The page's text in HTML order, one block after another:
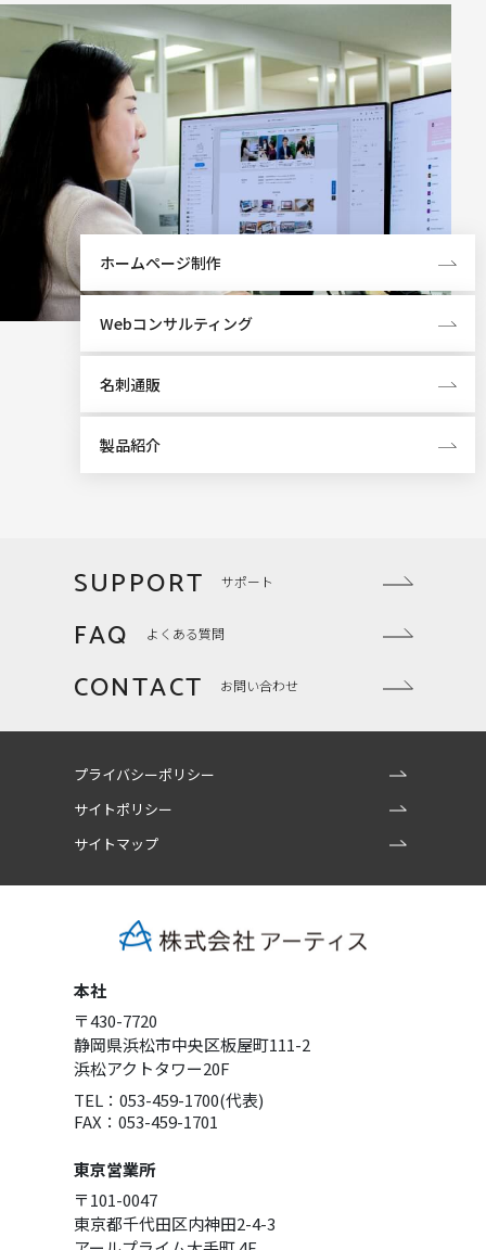
ホームページ制作
Webコンサルティング
名刺通販
製品紹介
SUPPORT サポート
FAQ よくある質問
CONTACT お問い合わせ
プライバシーポリシー
サイトポリシー
サイトマップ
本社
〒430-7720
静岡県浜松市中央区板屋町111-2
浜松アクトタワー20F
TEL：053-459-1700(代表)
FAX：053-459-1701
東京営業所
〒101-0047
東京都千代田区内神田2-4-3